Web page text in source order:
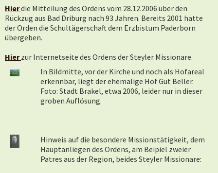
Hierdie Mitteilung des Ordens vom 28.12.2006 über den
Rückzug aus Bad Driburg nach 93 Jahren. Bereits 2001 hatte
der Orden die Schultägerschaft dem Erzbistum Paderborn
übergeben.
Hier zur Internetseite des Ordens der Steyler Missionare.
In Bildmitte, vor der Kirche und noch als Hofareal
erkennbar, liegt der ehemalige Hof Gut Beller.
Foto: Stadt Brakel, etwa 2006, leider nur in dieser
groben Auflösung.
Hinweis auf die besondere Missionstätigkeit, dem
Hauptanliegen des Ordens, am Beipiel zweier
Patres aus der Region, beides Steyler Missionare: